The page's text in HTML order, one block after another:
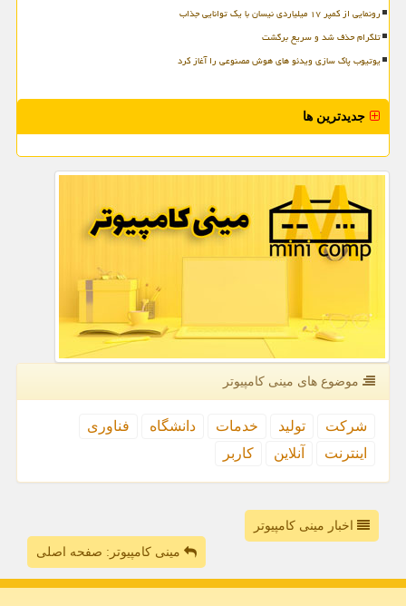
رونمایی از کمپر ۱۷ میلیاردی نیسان با یک توانایی جذاب
تلگرام حذف شد و سریع برگشت
یوتیوب پاک سازی ویدئو های هوش مصنوعی را آغاز کرد
جدیدترین ها
موضوع های مینی كامپیوتر
شركت تولید خدمات دانشگاه
فناوری
اینترنت
آنلاین كاربر
اخبار مینی کامپیوتر
مینی کامپیوتر: صفحه اصلی